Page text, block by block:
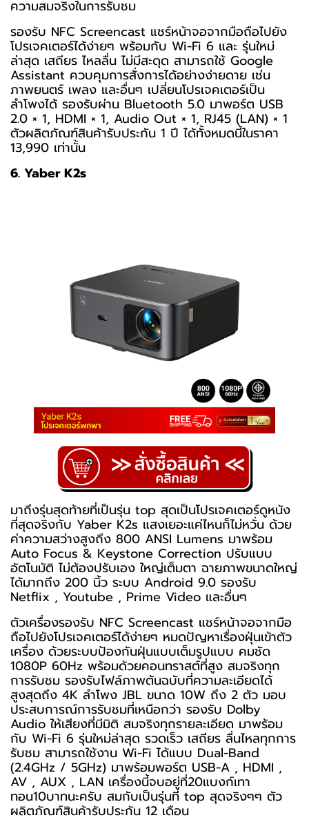
ความสมจริงในการรับชม
รองรับ NFC Screencast แชร์หน้าจอจากมือถือไปยัง
โปรเจคเตอร์ได้ง่ายๆ พร้อมกับ Wi-Fi 6 และ รุ่นใหม่
ล่าสุด เสถียร ไหลลื่น ไม่มีสะดุด สามารถใช้ Google
Assistant ควบคุมการสั่งการได้อย่างง่ายดาย เช่น
ภาพยนตร์ เพลง และอื่นๆ เปลี่ยนโปรเจคเตอร์เป็น
ลำโพงได้ รองรับผ่าน Bluetooth 5.0 มาพอร์ต USB
2.0 × 1, HDMI × 1, Audio Out × 1, RJ45 (LAN) × 1
ตัวผลิตภัณฑ์สินค้ารับประกัน 1 ปี ได้ทั้งหมดนี้ในราคา
13,990 เท่านั้น
6. Yaber K2s
มาถึงรุ่นสุดท้ายที่เป็นรุ่น top สุดเป็นโปรเจคเตอร์ดูหนัง
ที่สุดจริงกับ Yaber K2s แสงเยอะแค่ไหนก็ไม่หวั่น ด้วย
ค่าความสว่างสูงถึง 800 ANSI Lumens มาพร้อม
Auto Focus & Keystone Correction ปรับแบบ
อัตโนมัติ ไม่ต้องปรับเอง ใหญ่เต็มตา ฉายภาพขนาดใหญ่
ได้มากถึง 200 นิ้ว ระบบ Android 9.0 รองรับ
Netflix , Youtube , Prime Video และอื่นๆ
ตัวเครื่องรองรับ NFC Screencast แชร์หน้าจอจากมือ
ถือไปยังโปรเจคเตอร์ได้ง่ายๆ หมดปัญหาเรื่องฝุ่นเข้าตัว
เครื่อง ด้วยระบบป้องกันฝุ่นแบบเต็มรูปแบบ คมชัด
1080P 60Hz พร้อมด้วยคอนทราสต์ที่สูง สมจริงทุก
การรับชม รองรับไฟล์ภาพต้นฉบับที่ความละเอียดได้
สูงสุดถึง 4K ลำโพง JBL ขนาด 10W ถึง 2 ตัว มอบ
ประสบการณ์การรับชมที่เหนือกว่า รองรับ Dolby
Audio ให้เสียงที่มีมิติ สมจริงทุกรายละเอียด มาพร้อม
กับ Wi-Fi 6 รุ่นใหม่ล่าสุด รวดเร็ว เสถียร ลื่นไหลทุกการ
รับชม สามารถใช้งาน Wi-Fi ได้แบบ Dual-Band
(2.4GHz / 5GHz) มาพร้อมพอร์ต USB-A , HDMI ,
AV , AUX , LAN เครื่องนี้จบอยู่ที่20แบงก์เทา
ทอน10บาทนะครับ สมกับเป็นรุ่นที่ top สุดจริงๆๆ ตัว
ผลิตภัณฑ์สินค้ารับประกัน 12 เดือน